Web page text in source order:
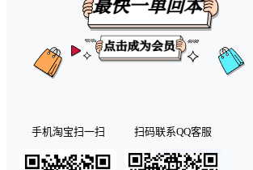
手机淘宝扫一扫 扫码联系QQ客服